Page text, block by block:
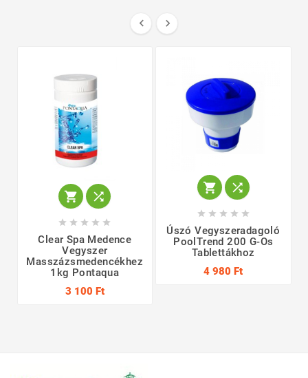
 
 
    
Clear Spa Medence
Vegyszer
Masszázsmedencékhez
1kg Pontaqua
3 100 Ft
 
    
Úszó Vegyszeradagoló
PoolTrend 200 G-Os
Tablettákhoz
4 980 Ft